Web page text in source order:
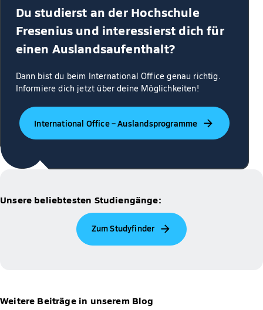
Du studierst an der Hochschule
Fresenius und interessierst dich für
einen Auslandsaufenthalt?
Dann bist du beim International Office genau richtig.
Informiere dich jetzt über deine Möglichkeiten!
International Office – Auslandsprogramme
Unsere beliebtesten Studiengänge:
Zum Studyfinder
Weitere Beiträge in unserem Blog